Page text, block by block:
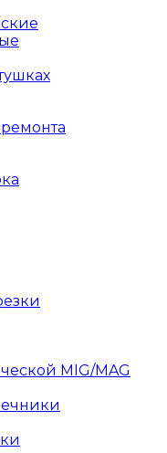
MIG/MAG